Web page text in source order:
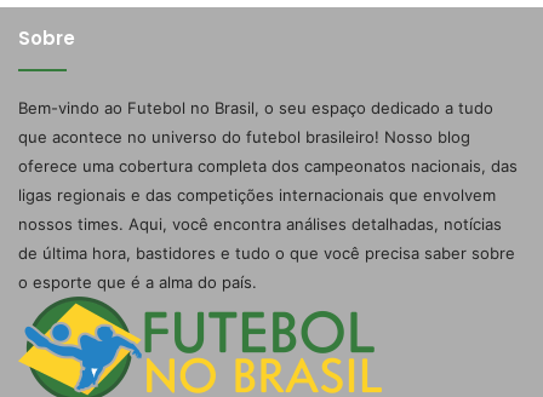
Sobre
Bem-vindo ao Futebol no Brasil, o seu espaço dedicado a tudo
que acontece no universo do futebol brasileiro! Nosso blog
oferece uma cobertura completa dos campeonatos nacionais, das
ligas regionais e das competições internacionais que envolvem
nossos times. Aqui, você encontra análises detalhadas, notícias
de última hora, bastidores e tudo o que você precisa saber sobre
o esporte que é a alma do país.